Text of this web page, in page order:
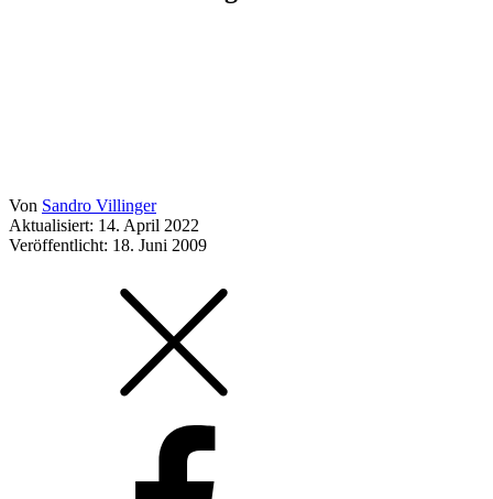
Von Sandro Villinger
Aktualisiert: 14. April 2022
Veröffentlicht: 18. Juni 2009